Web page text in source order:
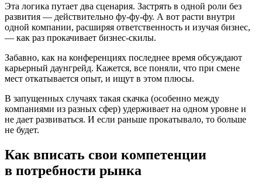
Эта логика путает два сценария. Застрять в одной роли без
развития — действительно фу-фу-фу. А вот расти внутри
одной компании, расширяя ответственность и изучая бизнес,
— как раз прокачивает бизнес-скилы.
Забавно, как на конференциях последнее время обсуждают
карьерный даунгрейд. Кажется, все поняли, что при смене
мест откатывается опыт, и ищут в этом плюсы.
В запущенных случаях такая скачка (особенно между
компаниями из разных сфер) удерживает на одном уровне и
не дает развиваться. И если раньше прокатывало, то больше
не будет.
Как вписать свои компетенции
в потребности рынка